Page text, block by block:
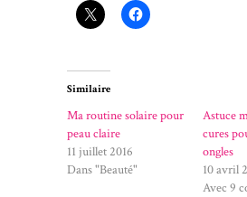
Similaire
Ma routine solaire pour
peau claire
11 juillet 2016
Dans "Beauté"
Astuce
cures
ongles
10 avril
Avec 9